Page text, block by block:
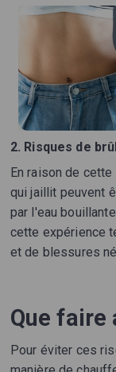
2. Risques de
En raison de
qui jaillit peuvent
par l'eau
cette expérience
et de blessures
Que faire
Pour éviter ces